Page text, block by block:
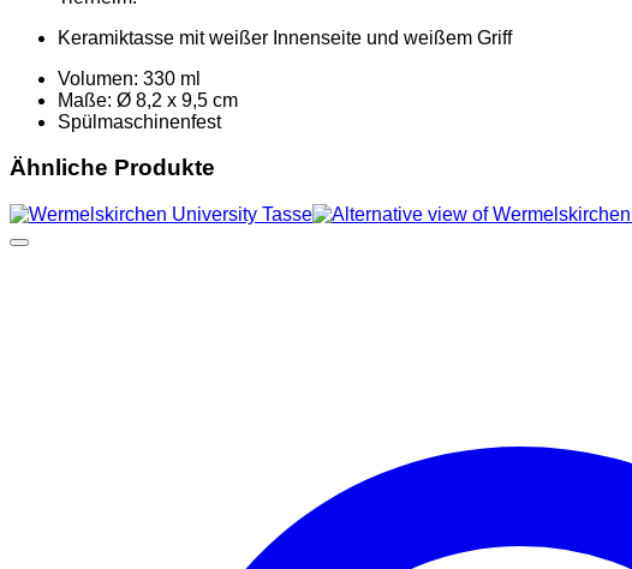
Keramiktasse mit weißer Innenseite und weißem Griff
Volumen: 330 ml
Maße: Ø 8,2 x 9,5 cm
Spülmaschinenfest
Ähnliche Produkte